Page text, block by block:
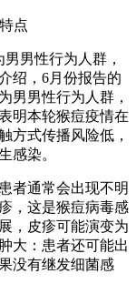
点
男性行为人群，
绍，6月份报告的
男男性行为人群，
明本轮猴痘疫情在
方式传播风险低，
感染。
者通常会出现不明
，这是猴痘病毒感
，皮疹可能演变为
大：患者还可能出
没有继发细菌感